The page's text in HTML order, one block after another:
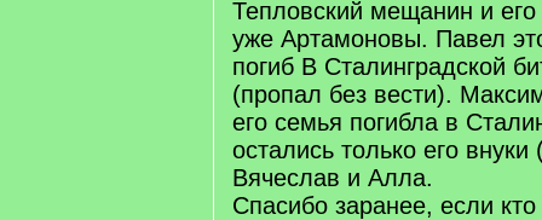
Тепловский мещанин и
уже Артамоновы. Павел
погиб В Сталинградской
(пропал без вести).
его семья погибла в
остались только его
Вячеслав и Алла.
Спасибо заранее, если кто